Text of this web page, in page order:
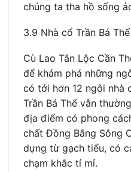
chúng ta tha hồ sống
3.9 Nhà cổ Trần Bá Thế
Cù Lao Tân Lộc Cần
để khám phá những
có tới hơn 12 ngôi nhà
Trần Bá Thế vẫn
địa điểm có phong
chất Đồng Bằng Sông
dựng từ gạch tiểu, có
chạm khắc tỉ mỉ.